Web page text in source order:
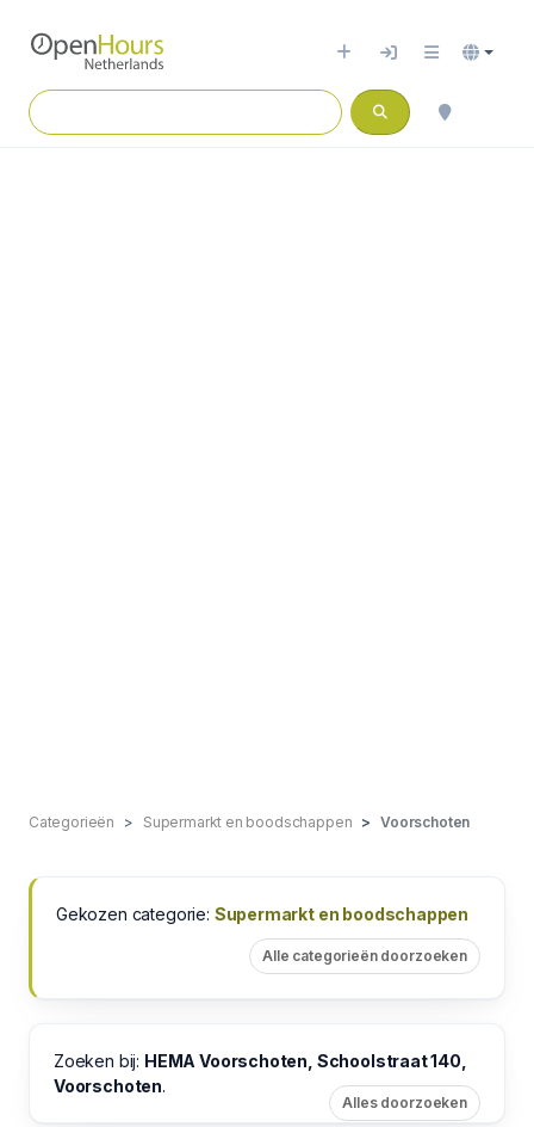
Categorieën Supermarkt en boodschappen Voorschoten
Gekozen categorie: Supermarkt en boodschappen
Alle categorieën doorzoeken
Zoeken bij: HEMA Voorschoten, Schoolstraat 140,
Voorschoten.
Alles doorzoeken